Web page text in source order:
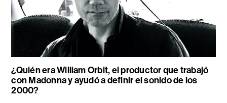
¿Quién era William Orbit, el productor que trabajó
con Madonna y ayudó a definir el sonido de los
2000?